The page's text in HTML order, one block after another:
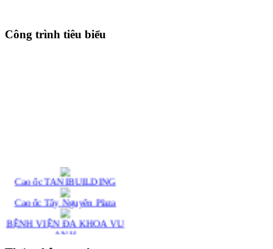
Công trình tiêu biểu
Cao ốc TANIBUILDING
Cao ốc Tây Nguyên Plaza
BỆNH VIỆN ÐA KHOA VU
ANH